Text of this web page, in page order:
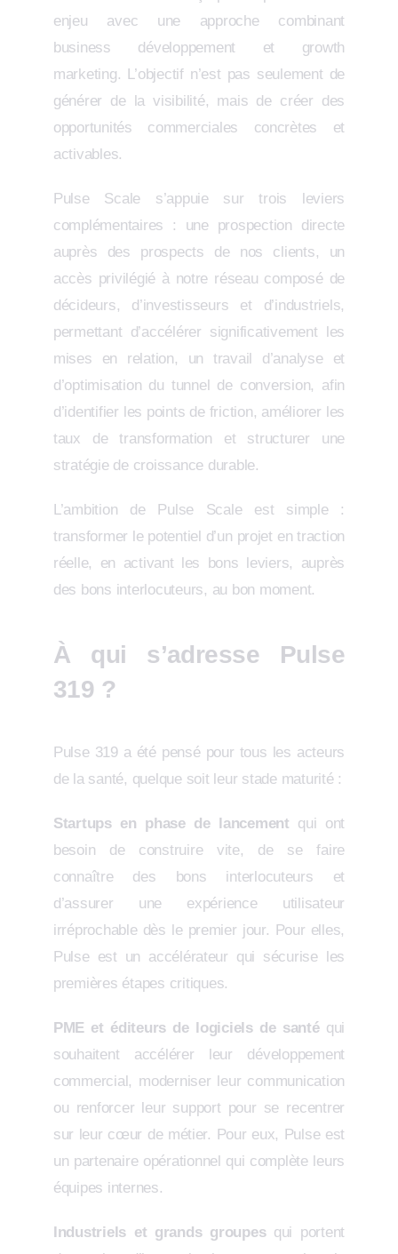
enjeu avec une approche combinant
business développement et growth
marketing. L’objectif n’est pas seulement de
générer de la visibilité, mais de créer des
opportunités commerciales concrètes et
activables.
Pulse Scale s’appuie sur trois leviers
complémentaires : une prospection directe
auprès des prospects de nos clients, un
accès privilégié à notre réseau composé de
décideurs, d’investisseurs et d’industriels,
permettant d’accélérer significativement les
mises en relation, un travail d’analyse et
d’optimisation du tunnel de conversion, afin
d’identifier les points de friction, améliorer les
taux de transformation et structurer une
stratégie de croissance durable.
L’ambition de Pulse Scale est simple :
transformer le potentiel d’un projet en traction
réelle, en activant les bons leviers, auprès
des bons interlocuteurs, au bon moment.
À qui s’adresse Pulse
319 ?
Pulse 319 a été pensé pour tous les acteurs
de la santé, quelque soit leur stade maturité :
Startups en phase de lancement qui ont
besoin de construire vite, de se faire
connaître des bons interlocuteurs et
d’assurer une expérience utilisateur
irréprochable dès le premier jour. Pour elles,
Pulse est un accélérateur qui sécurise les
premières étapes critiques.
PME et éditeurs de logiciels de santéqui
souhaitent accélérer leur développement
commercial, moderniser leur communication
ou renforcer leur support pour se recentrer
sur leur cœur de métier. Pour eux, Pulse est
un partenaire opérationnel qui complète leurs
équipes internes.
Industriels et grands groupesqui portent